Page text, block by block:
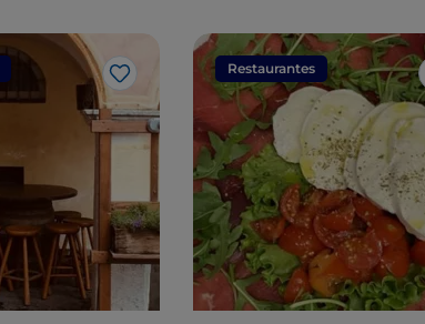
Me gusta
Restaurantes